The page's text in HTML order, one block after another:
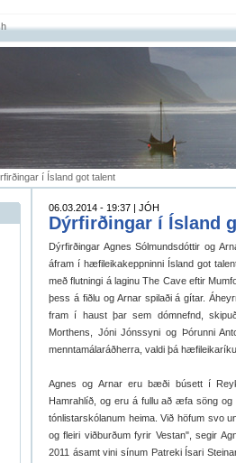
í Ísland got talent
06.03.2014 - 19:37 | JÓH
Dýrfirðingar í Ísland
Dýrfirðingar Agnes Sólmundsdóttir og
áfram í hæfileikakeppninni Ísland got
með flutningi á laginu The Cave eftir
þess á fiðlu og Arnar spilaði á gítar.
fram í haust þar sem dómnefnd,
Morthens, Jóni Jónssyni og Þórunni
menntamálaráðherra, valdi þá
Agnes og Arnar eru bæði búsett í
Hamrahlíð, og eru á fullu að æfa söng
tónlistarskólanum heima. Við höfum svo
og fleiri viðburðum fyrir Vestan", segir
2011 ásamt vini sínum Patreki Ísari